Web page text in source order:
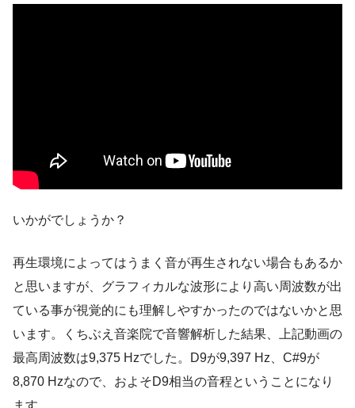
いかがでしょうか？
再生環境によってはうまく音が再生されない場合もあるか
と思いますが、グラフィカルな波形により高い周波数が出
ている事が視覚的にも理解しやすかったのではないかと思
います。くちぶえ音楽院で音響解析した結果、上記動画の
最高周波数は9,375 Hzでした。D9が9,397 Hz、C#9が
8,870 Hzなので、およそD9相当の音程ということになり